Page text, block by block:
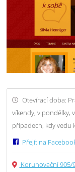
Otevírací doba:
víkendy, v pondělky,
případech, kdy vedu
Přejít na
Korunovační 905/